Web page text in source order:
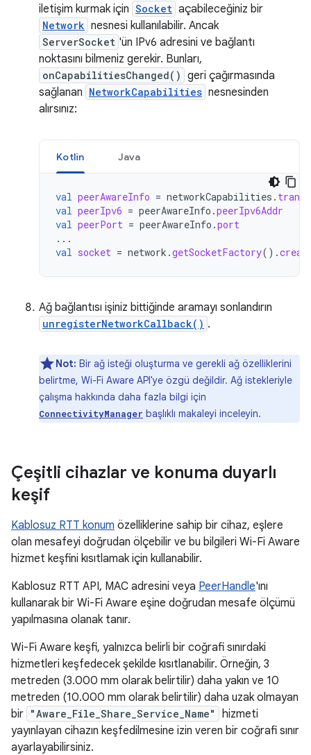
iletişim kurmak için Socket açabileceğiniz bir
Network nesnesi kullanılabilir. Ancak
ServerSocket 'ün IPv6 adresini ve bağlantı
noktasını bilmeniz gerekir. Bunları,
onCapabilitiesChanged() geri çağırmasında
sağlanan NetworkCapabilities nesnesinden
alırsınız:
Kotlin Java
val peerAwareInfo = networkCapabilities .
val peerIpv6 = peerAwareInfo .peerIpv6Addr
val peerPort = peerAwareInfo .port
...
val socket = network .getSocketFactory().
Ağ bağlantısı işiniz bittiğinde aramayı sonlandırın
unregisterNetworkCallback() .
Not: Bir ağ isteği oluşturma ve gerekli ağ özelliklerini
belirtme, Wi-Fi Aware API'ye özgü değildir. Ağ istekleriyle
çalışma hakkında daha fazla bilgi için
ConnectivityManager başlıklı makaleyi inceleyin.
Çeşitli cihazlar ve konuma duyarlı
keşif
Kablosuz RTT konum özelliklerine sahip bir cihaz, eşlere
olan mesafeyi doğrudan ölçebilir ve bu bilgileri Wi-Fi Aware
hizmet keşfini kısıtlamak için kullanabilir.
Kablosuz RTT API, MAC adresini veya PeerHandle'ını
kullanarak bir Wi-Fi Aware eşine doğrudan mesafe ölçümü
yapılmasına olanak tanır.
Wi-Fi Aware keşfi, yalnızca belirli bir coğrafi sınırdaki
hizmetleri keşfedecek şekilde kısıtlanabilir. Örneğin, 3
metreden (3.000 mm olarak belirtilir) daha yakın ve 10
metreden (10.000 mm olarak belirtilir) daha uzak olmayan
bir "Aware_File_Share_Service_Name"
hizmeti
yayınlayan cihazın keşfedilmesine izin veren bir coğrafi sınır
ayarlayabilirsiniz.